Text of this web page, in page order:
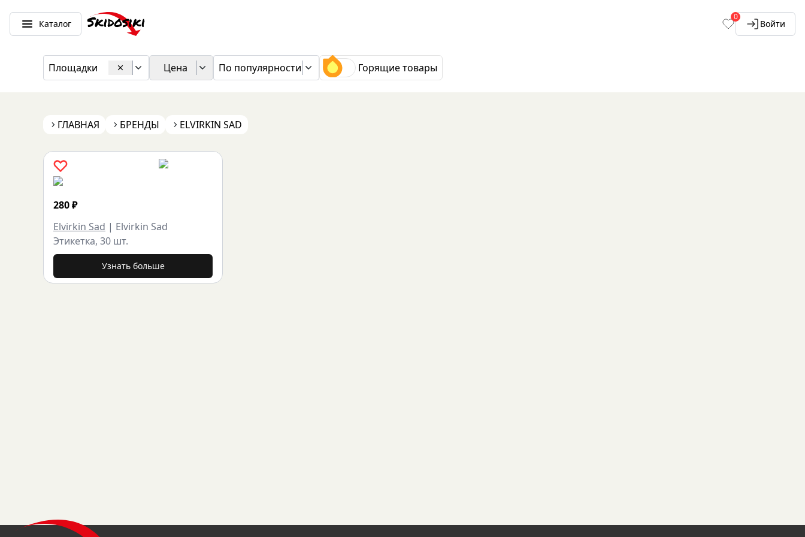
Каталог
0
Войти
Площадки Цена По популярности Горящие товары
ГЛАВНАЯ БРЕНДЫ ELVIRKIN SAD
280₽
Elvirkin Sad | Elvirkin Sad
Этикетка, 30 шт.
Узнать больше